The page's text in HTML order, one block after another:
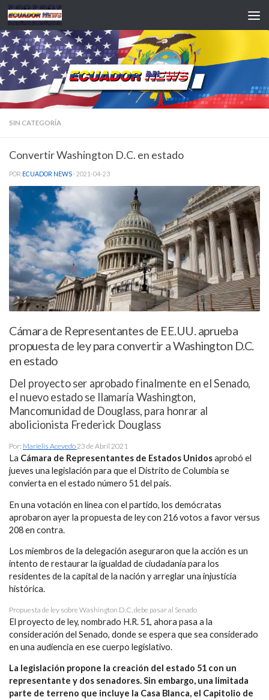
Saltar al contenido
SIN CATEGORÍA
Convertir Washington D.C. en estado
POR ECUADOR NEWS · 2021-04-23
Cámara de Representantes de EE.UU. aprueba
propuesta de ley para convertir a Washington D.C.
en estado
Del proyecto ser aprobado finalmente en el Senado,
el nuevo estado se llamaría Washington,
Mancomunidad de Douglass, para honrar al
abolicionista Frederick Douglass
Por: Marielis Acevedo23 de Abril 2021
La Cámara de Representantes de Estados Unidosaprobó el
jueves una legislación para que el Distrito de Columbia se
convierta en el estado número 51 del país.
En una votación en línea con el partido, los demócratas
aprobaron ayer la propuesta de ley con 216 votos a favor versus
208 en contra.
Los miembros de la delegación aseguraron que la acción es un
intento de restaurar la igualdad de ciudadanía para los
residentes de la capital de la nación y arreglar una injusticia
histórica.
Propuesta de ley sobre Washington D.C. debe pasar al Senado
El proyecto de ley, nombrado H.R. 51, ahora pasa a la
consideración del Senado, donde se espera que sea considerado
en una audiencia en ese cuerpo legislativo.
La legislación propone la creación del estado 51 con un
representante y dos senadores. Sin embargo, una limitada
parte de terreno que incluye la Casa Blanca, el Capitolio de